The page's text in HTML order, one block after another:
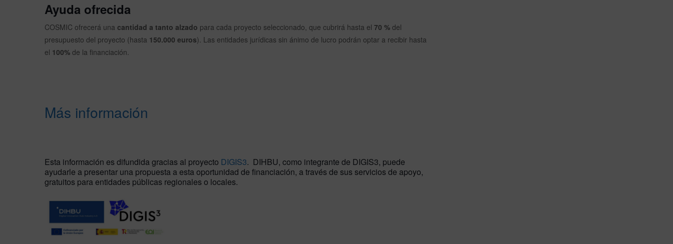
Ayuda ofrecida
COSMIC ofrecerá una cantidad a tanto alzado para cada proyecto seleccionado, que cubrirá hasta el 70 % del
presupuesto del proyecto (hasta 150.000 euros). Las entidades jurídicas sin ánimo de lucro podrán optar a recibir hasta
el 100% de la financiación.
Más información
Esta información es difundida gracias al proyecto DIGIS3. DIHBU, como integrante de DIGIS3, puede
ayudarle a presentar una propuesta a esta oportunidad de financiación, a través de sus servicios de apoyo,
gratuitos para entidades públicas regionales o locales.